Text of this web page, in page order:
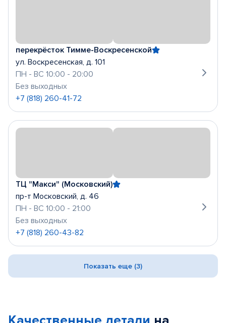
перекрёсток Тимме-Воскресенской
ул. Воскресенская, д. 101
ПН - ВС 10:00 - 20:00
Без выходных
+7 (818) 260-41-72
ТЦ "Макси" (Московский)
пр-т Московский, д. 46
ПН - ВС 10:00 - 21:00
Без выходных
+7 (818) 260-43-82
Показать еще (3)